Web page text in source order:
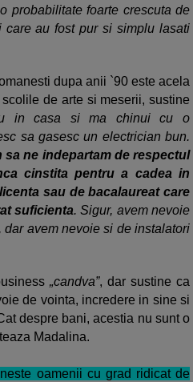
probabilitate foarte crescuta de
au fost pur si simplu lasati
dupa anii `90 este acela
de arte si meserii, sustine
in casa si ma chinui cu o
sa gasesc un electrician bun.
ne indepartam de respectul
cinstita pentru a cadea in
sau de bacalaureat care
suficienta. Sigur, avem nevoie
avem nevoie si de instalatori
„candva”, dar sustine ca
de vointa, incredere in sine si
despre bani, acestia nu sunt o
Madalina.
oamenii cu grad ridicat de